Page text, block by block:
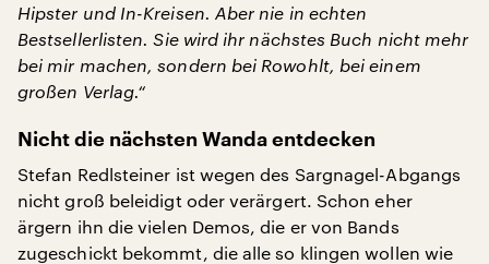
Hipster und In-Kreisen. Aber nie in echten
Bestsellerlisten. Sie wird ihr nächstes Buch nicht mehr
bei mir machen, sondern bei Rowohlt, bei einem
großen Verlag.“
Nicht die nächsten Wanda entdecken
Stefan Redlsteiner ist wegen des Sargnagel-Abgangs
nicht groß beleidigt oder verärgert. Schon eher
ärgern ihn die vielen Demos, die er von Bands
zugeschickt bekommt, die alle so klingen wollen wie